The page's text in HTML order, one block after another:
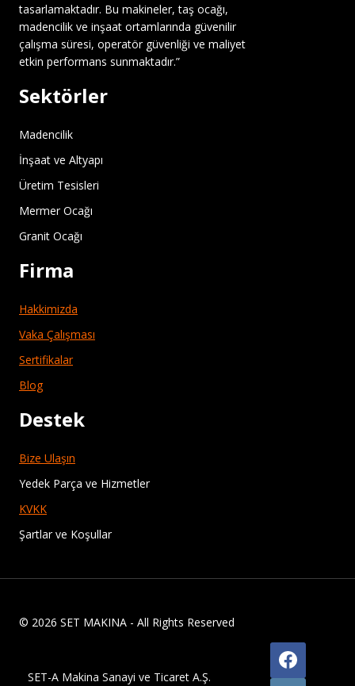
tasarlamaktadır. Bu makineler, taş ocağı,
madencilik ve inşaat ortamlarında güvenilir
çalışma süresi, operatör güvenliği ve maliyet
etkin performans sunmaktadır.”
Sektörler
Madencilik
İnşaat ve Altyapı
Üretim Tesisleri
Mermer Ocağı
Granit Ocağı
Firma
Hakkimizda
Vaka Çalışması
Sertifikalar
Blog
Destek
Bize Ulaşın
Yedek Parça ve Hizmetler
KVKK
Şartlar ve Koşullar
© 2026 SET MAKINA - All Rights Reserved
SET-A Makina Sanayi ve Ticaret A.Ş.